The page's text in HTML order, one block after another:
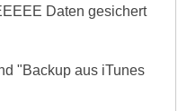
Daten gesichert
"Backup aus iTunes